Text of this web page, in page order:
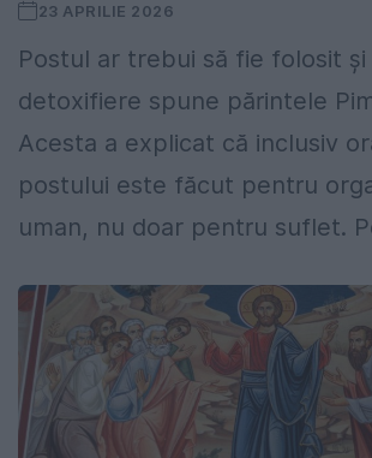
23 APRILIE 2026
Postul ar trebui să fie folosit
detoxifiere spune părintele
Acesta a explicat că inclusiv
postului este făcut pentru
uman, nu doar pentru suflet.